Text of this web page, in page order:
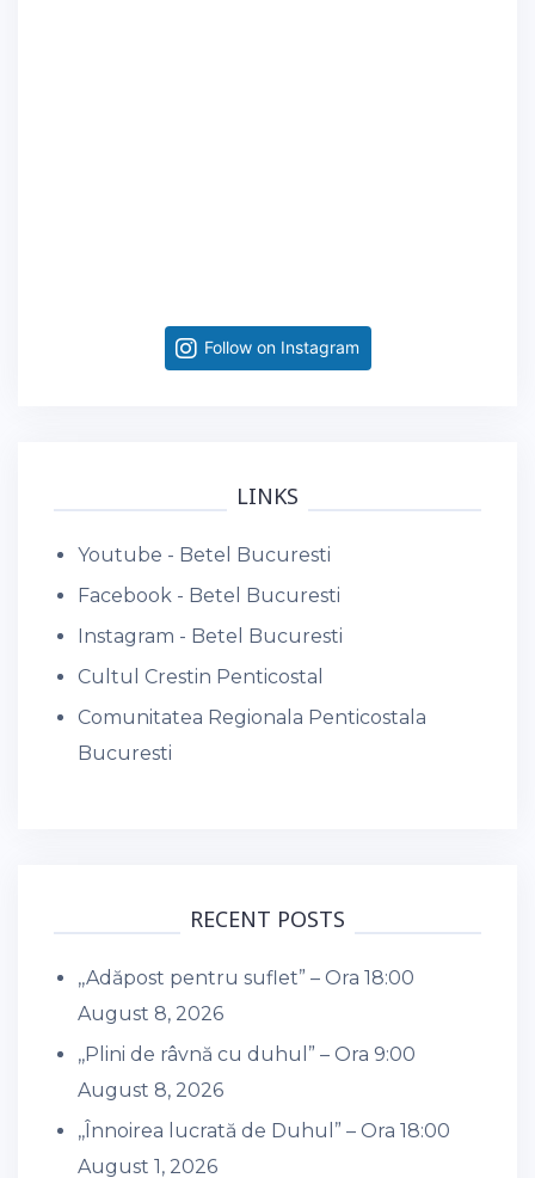
Follow on Instagram
LINKS
Youtube - Betel Bucuresti
Facebook - Betel Bucuresti
Instagram - Betel Bucuresti
Cultul Crestin Penticostal
Comunitatea Regionala Penticostala
Bucuresti
RECENT POSTS
,,Adăpost pentru suflet” – Ora 18:00
August 8, 2026
,,Plini de râvnă cu duhul” – Ora 9:00
August 8, 2026
,,Înnoirea lucrată de Duhul” – Ora 18:00
August 1, 2026